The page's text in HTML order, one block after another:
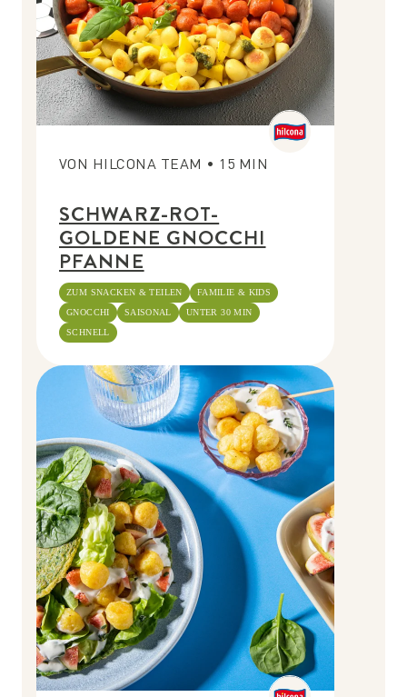
VON HILCONA TEAM • 15 MIN
SCHWARZ-ROT-
GOLDENE GNOCCHI
PFANNE
ZUM SNACKEN & TEILEN
FAMILIE & KIDS
GNOCCHI
SAISONAL
UNTER 30 MIN
SCHNELL